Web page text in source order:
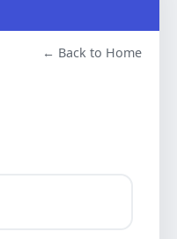
← Back to Home